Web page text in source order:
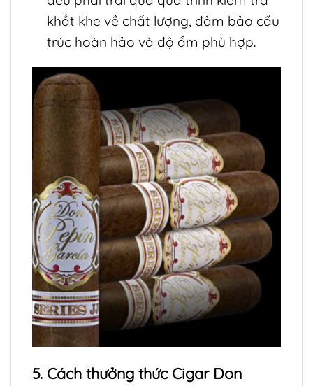
khắt khe về chất lượng, đảm bảo cấu
trúc hoàn hảo và độ ẩm phù hợp.
5. Cách thưởng thức Cigar Don